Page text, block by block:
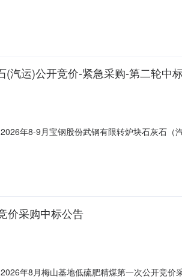
汽运)公开竞价-紧急采购-第二轮中
年8-9月宝钢股份武钢有限转炉块石灰石
价采购中标公告
年8月梅山基地低硫肥精煤第一次公开竞